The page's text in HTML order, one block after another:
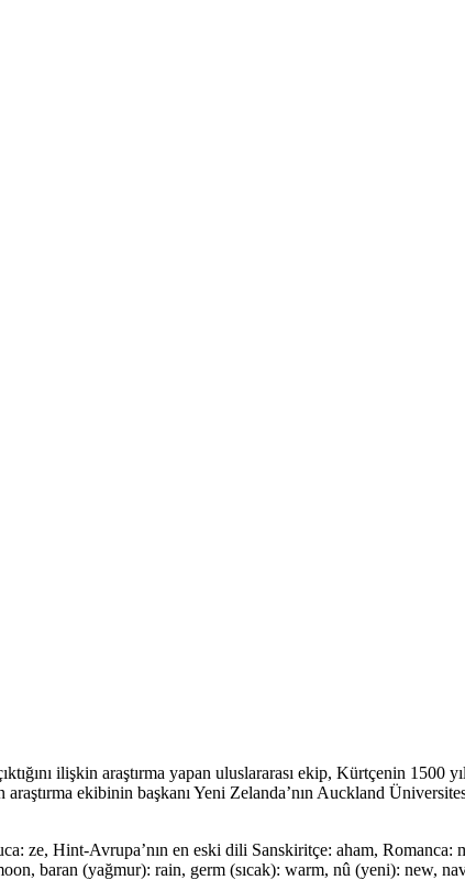
ilişkin araştırma yapan uluslararası ekip, Kürtçenin 1500
araştırma ekibinin başkanı Yeni Zelanda’nın Auckland
ze, Hint-Avrupa’nın en eski dili Sanskiritçe: aham,
baran (yağmur): rain, germ (sıcak): warm, nû (yeni): new,